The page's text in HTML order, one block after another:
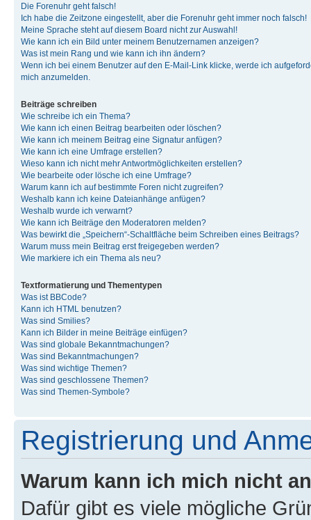
Die Forenuhr geht falsch!
Ich habe die Zeitzone eingestellt, aber die Forenuhr geht immer noch falsch!
Meine Sprache steht auf diesem Board nicht zur Auswahl!
Wie kann ich ein Bild unter meinem Benutzernamen anzeigen?
Was ist mein Rang und wie kann ich ihn ändern?
Wenn ich bei einem Benutzer auf den E-Mail-Link klicke, werde ich
mich anzumelden.
Beiträge schreiben
Wie schreibe ich ein Thema?
Wie kann ich einen Beitrag bearbeiten oder löschen?
Wie kann ich meinem Beitrag eine Signatur anfügen?
Wie kann ich eine Umfrage erstellen?
Wieso kann ich nicht mehr Antwortmöglichkeiten erstellen?
Wie bearbeite oder lösche ich eine Umfrage?
Warum kann ich auf bestimmte Foren nicht zugreifen?
Weshalb kann ich keine Dateianhänge anfügen?
Weshalb wurde ich verwarnt?
Wie kann ich Beiträge den Moderatoren melden?
Was bewirkt die „Speichern“-Schaltfläche beim Schreiben eines Beitrags?
Warum muss mein Beitrag erst freigegeben werden?
Wie markiere ich ein Thema als neu?
Textformatierung und Thementypen
Was ist BBCode?
Kann ich HTML benutzen?
Was sind Smilies?
Kann ich Bilder in meine Beiträge einfügen?
Was sind globale Bekanntmachungen?
Was sind Bekanntmachungen?
Was sind wichtige Themen?
Was sind geschlossene Themen?
Was sind Themen-Symbole?
Registrierung und
Warum kann ich mich nicht
Dafür gibt es viele mögliche